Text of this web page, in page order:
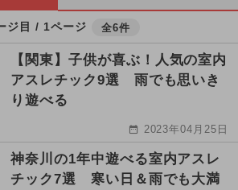
ジ目 / 1ページ 全6件
【関東】子供が喜ぶ！人気の室内
アスレチック9選 雨でも思いき
り遊べる
2023年04月25日
神奈川の1年中遊べる室内アスレ
チック7選 寒い日＆雨でも大満